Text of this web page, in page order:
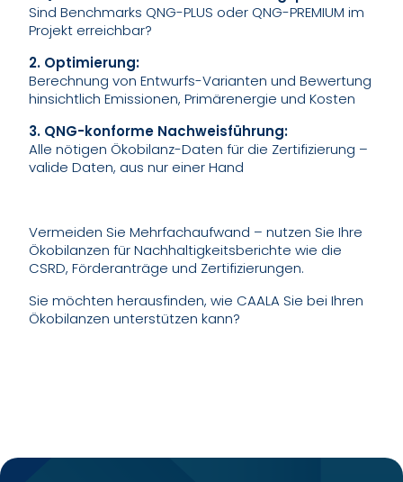
Sind Benchmarks QNG-PLUS oder QNG-PREMIUM im
Projekt erreichbar?
2. Optimierung:
Berechnung von Entwurfs-Varianten und Bewertung
hinsichtlich Emissionen, Primärenergie und Kosten
3. QNG-konforme Nachweisführung:
Alle nötigen Ökobilanz-Daten für die Zertifizierung –
valide Daten, aus nur einer Hand
Vermeiden Sie Mehrfachaufwand – nutzen Sie Ihre
Ökobilanzen für Nachhaltigkeitsberichte wie die
CSRD, Förderanträge und Zertifizierungen.
Sie möchten herausfinden, wie CAALA Sie bei Ihren
Ökobilanzen unterstützen kann?